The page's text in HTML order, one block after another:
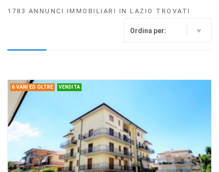
1783 ANNUNCI IMMOBILIARI IN LAZIO TROVATI
Ordina per:
6 VANI ED OLTRE VENDITA